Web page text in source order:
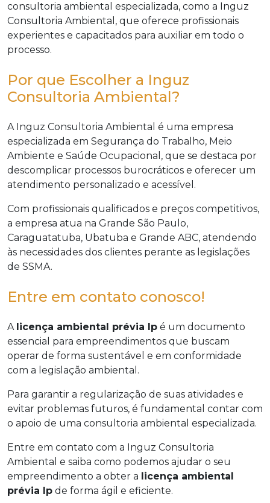
consultoria ambiental especializada, como a Inguz
Consultoria Ambiental, que oferece profissionais
experientes e capacitados para auxiliar em todo o
processo.
Por que Escolher a Inguz
Consultoria Ambiental?
A Inguz Consultoria Ambiental é uma empresa
especializada em Segurança do Trabalho, Meio
Ambiente e Saúde Ocupacional, que se destaca por
descomplicar processos burocráticos e oferecer um
atendimento personalizado e acessível.
Com profissionais qualificados e preços competitivos,
a empresa atua na Grande São Paulo,
Caraguatatuba, Ubatuba e Grande ABC, atendendo
às necessidades dos clientes perante as legislações
de SSMA.
Entre em contato conosco!
A licença ambiental prévia lp é um documento
essencial para empreendimentos que buscam
operar de forma sustentável e em conformidade
com a legislação ambiental.
Para garantir a regularização de suas atividades e
evitar problemas futuros, é fundamental contar com
o apoio de uma consultoria ambiental especializada.
Entre em contato com a Inguz Consultoria
Ambiental e saiba como podemos ajudar o seu
empreendimento a obter a licença ambiental
prévia lp de forma ágil e eficiente.